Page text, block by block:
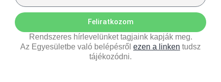
Feliratkozom
Rendszeres hírlevelünket tagjaink kapják meg.
Az Egyesületbe való belépésről ezen a linken tudsz
tájékozódni.